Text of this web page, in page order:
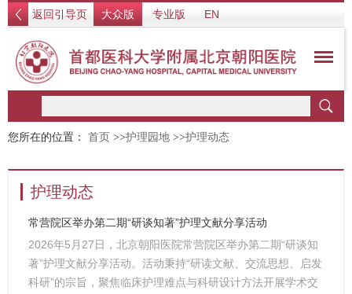
返回引导页 大众版 专业版 EN
您所在的位置： 首页 >>护理园地 >>护理动态
护理动态
常营院区举办第二期“研谈知著”护理文献分享活动
2026年5月27日，北京朝阳医院常营院区举办第二期“研谈知
著”护理文献分享活动。活动秉持“研读文献、交流思想、启发
科研”的宗旨，聚焦临床护理难点与科研设计方法开展学术交